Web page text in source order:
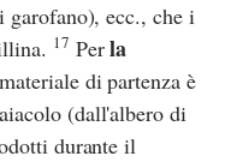
ecc., che i
17 Perla
di partenza è
(dall'albero di
durante il